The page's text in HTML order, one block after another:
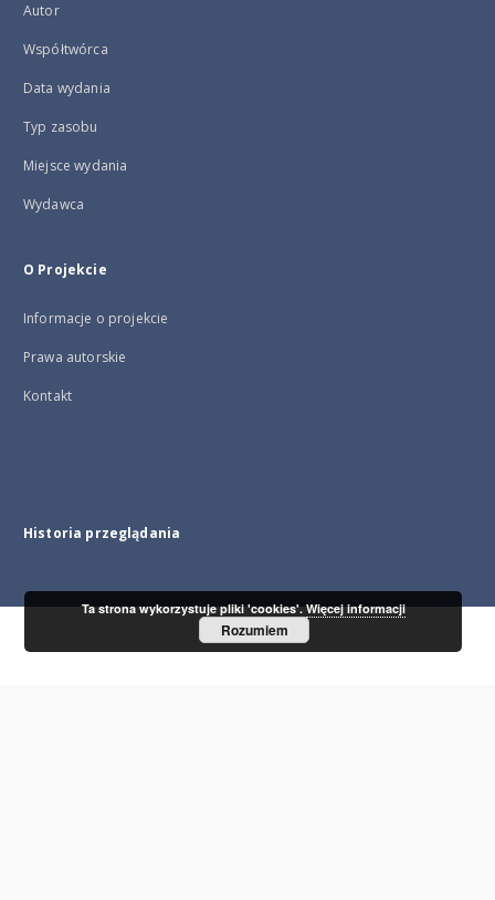
Autor
Współtwórca
Data wydania
Typ zasobu
Miejsce wydania
Wydawca
O Projekcie
Informacje o projekcie
Prawa autorskie
Kontakt
Historia przeglądania
Ta strona wykorzystuje pliki 'cookies'.Więcej informacji
Rozumiem